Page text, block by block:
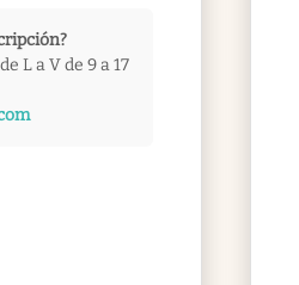
de L a V de 9 a 17